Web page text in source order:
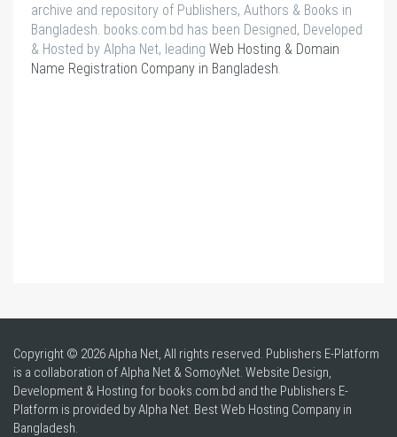
archive and repository of Publishers, Authors & Books in
Bangladesh. books.com.bd has been Designed, Developed
& Hosted by Alpha Net, leading Web Hosting & Domain
Name Registration Company in Bangladesh
Copyright © 2026 Alpha Net, All rights reserved. Publishers E-Platform
is a collaboration of Alpha Net & SomoyNet. Website Design,
Development & Hosting for books.com.bd and the Publishers E-
Platform is provided by Alpha Net. BestWeb Hosting Company in
Bangladesh.